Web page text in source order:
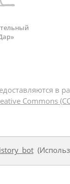
в
Commons